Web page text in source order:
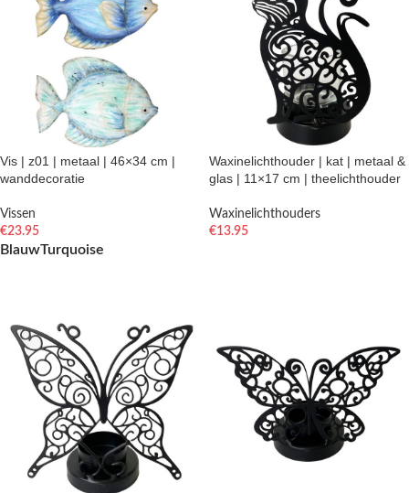
Vis | z01 | metaal | 46×34 cm |
wanddecoratie
Vissen
€23.95
BlauwTurquoise
Waxinelichthouder | kat | metaal &
glas | 11×17 cm | theelichthouder
Waxinelichthouders
€13.95